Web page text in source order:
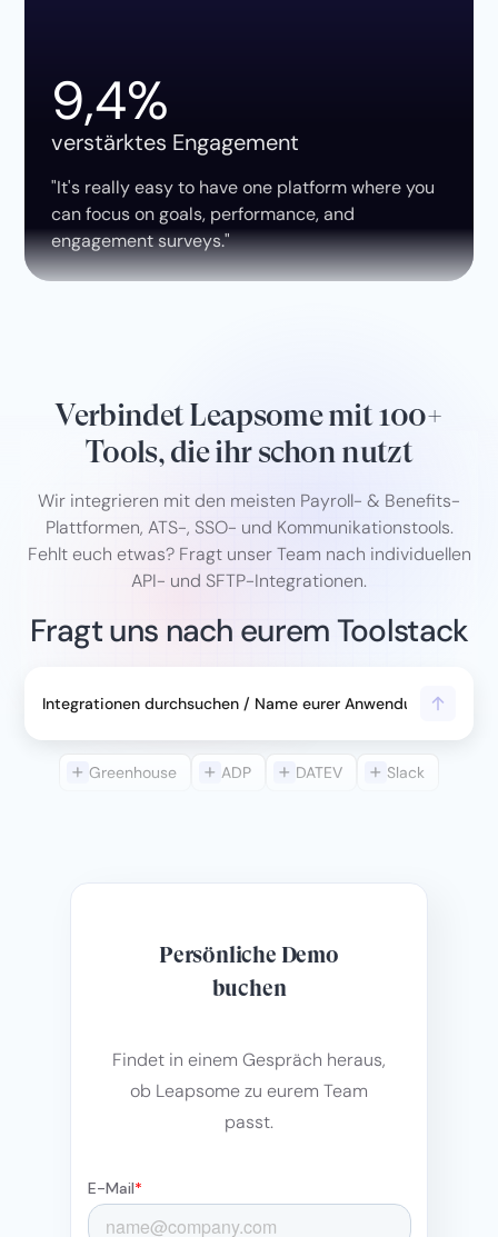
9,4%
verstärktes Engagement
"It's really easy to have one platform where you
can focus on goals, performance, and
engagement surveys."
Verbindet Leapsome mit 100+
Tools, die ihr schon nutzt
Wir integrieren mit den meisten Payroll- & Benefits-
Plattformen, ATS-, SSO- und Kommunikationstools.
Fehlt euch etwas? Fragt unser Team nach individuellen
API- und SFTP-Integrationen.
Fragt uns nach eurem Toolstack
Greenhouse ADP DATEV Slack
Persönliche Demo
buchen
Findet in einem Gespräch heraus,
ob Leapsome zu eurem Team
passt.